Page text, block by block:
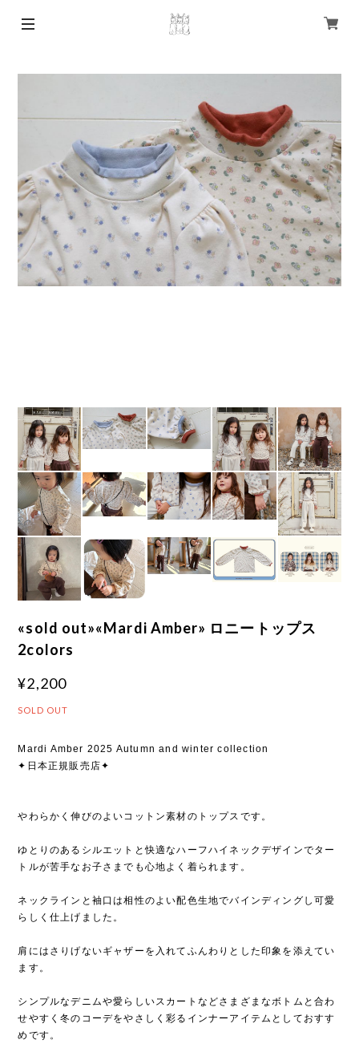
«sold out»«Mardi Amber» ロニートップス
2colors
¥2,200
SOLD OUT
Mardi Amber 2025 Autumn and winter collection
✦日本正規販売店✦
やわらかく伸びのよいコットン素材のトップスです。
ゆとりのあるシルエットと快適なハーフハイネックデザインでター
トルが苦手なお子さまでも心地よく着られます。
ネックラインと袖口は相性のよい配色生地でバインディングし可愛
らしく仕上げました。
肩にはさりげないギャザーを入れてふんわりとした印象を添えてい
ます。
シンプルなデニムや愛らしいスカートなどさまざまなボトムと合わ
せやすく冬のコーデをやさしく彩るインナーアイテムとしておすす
めです。